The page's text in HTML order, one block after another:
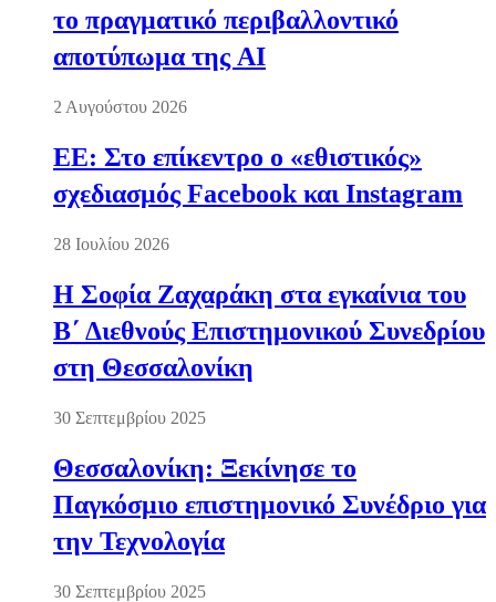
το πραγματικό περιβαλλοντικό
αποτύπωμα της AI
2 Αυγούστου 2026
ΕΕ: Στο επίκεντρο ο «εθιστικός»
σχεδιασμός Facebook και Instagram
28 Ιουλίου 2026
Η Σοφία Ζαχαράκη στα εγκαίνια του
Β΄ Διεθνούς Επιστημονικού Συνεδρίου
στη Θεσσαλονίκη
30 Σεπτεμβρίου 2025
Θεσσαλονίκη: Ξεκίνησε το
Παγκόσμιο επιστημονικό Συνέδριο για
την Τεχνολογία
30 Σεπτεμβρίου 2025